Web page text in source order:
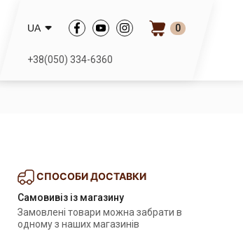
UA 0
+38(050) 334-6360
СПОСОБИ ДОСТАВКИ
Самовивіз із магазину
Замовлені товари можна забрати в
одному з наших магазинів